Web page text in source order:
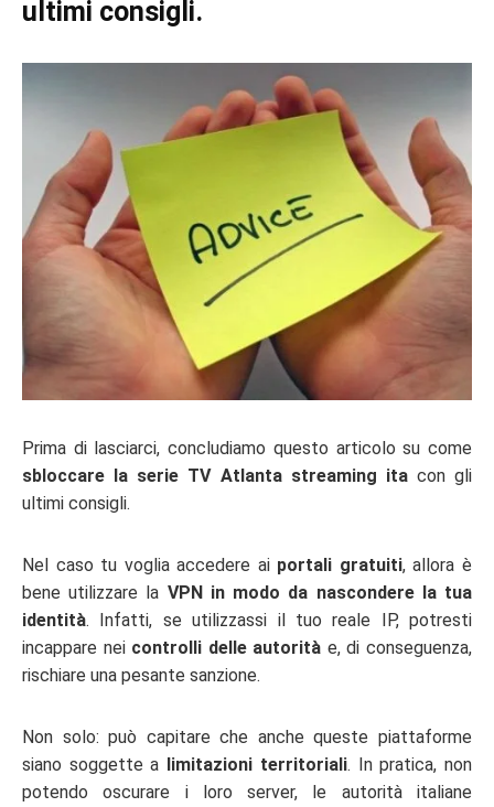
ultimi consigli.
Prima di lasciarci, concludiamo questo articolo su come
sbloccare la serie TV Atlanta streaming itacon gli
ultimi consigli.
Nel caso tu voglia accedere ai portali gratuiti, allora è
bene utilizzare la VPN in modo da nascondere la tua
identità. Infatti, se utilizzassi il tuo reale IP, potresti
incappare nei controlli delle autorità e, di conseguenza,
rischiare una pesante sanzione.
Non solo: può capitare che anche queste piattaforme
siano soggette a limitazioni territoriali. In pratica, non
potendo oscurare i loro server, le autorità italiane